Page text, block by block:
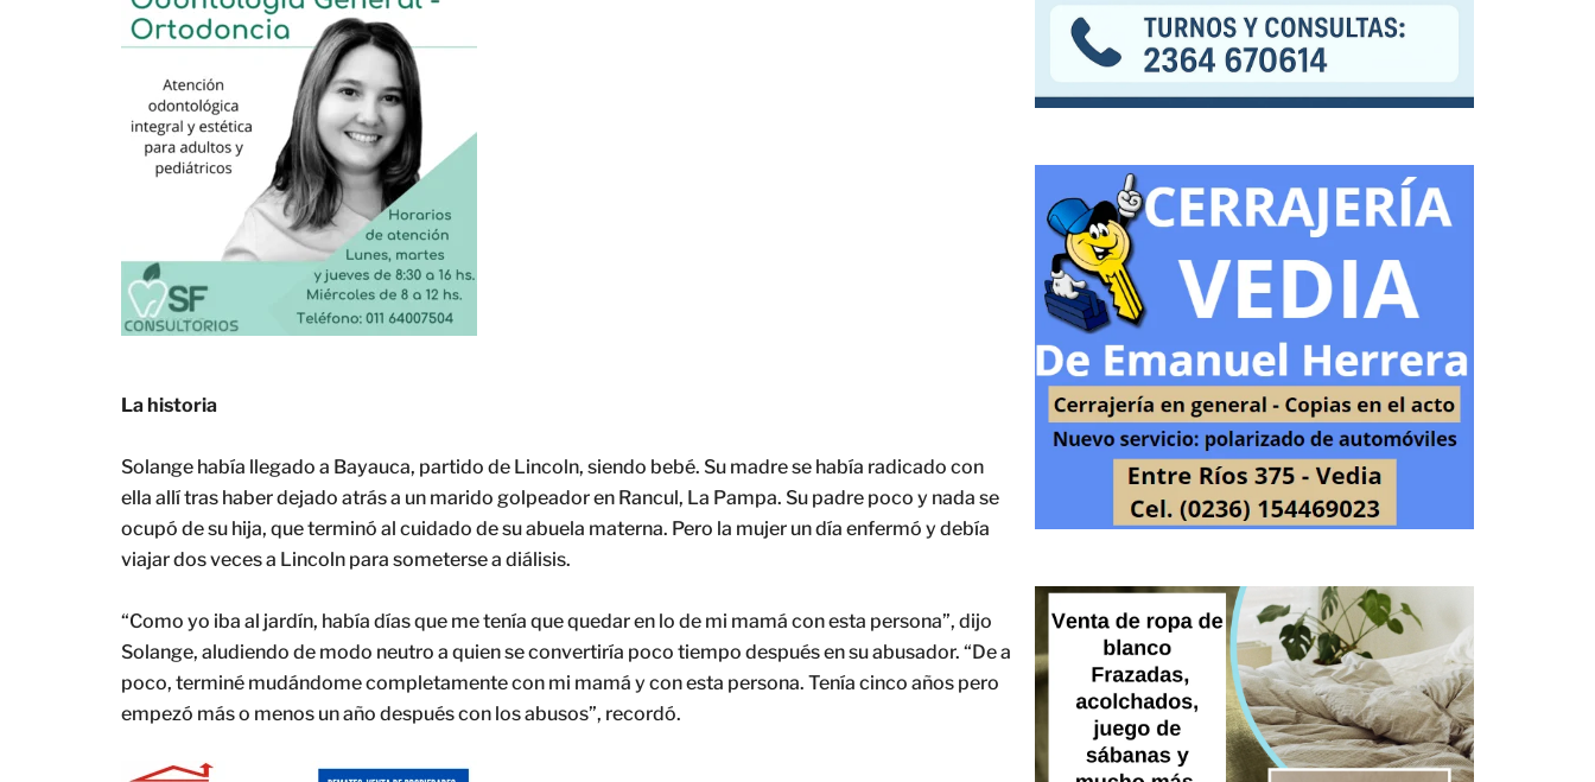
La historia
Solange había llegado a Bayauca, partido de Lincoln, siendo bebé. Su madre se había radicado con
ella allí tras haber dejado atrás a un marido golpeador en Rancul, La Pampa. Su padre poco y nada se
ocupó de su hija, que terminó al cuidado de su abuela materna. Pero la mujer un día enfermó y debía
viajar dos veces a Lincoln para someterse a diálisis.
“Como yo iba al jardín, había días que me tenía que quedar en lo de mi mamá con esta persona”, dijo
Solange, aludiendo de modo neutro a quien se convertiría poco tiempo después en su abusador. “De a
poco, terminé mudándome completamente con mi mamá y con esta persona. Tenía cinco años pero
empezó más o menos un año después con los abusos”, recordó.